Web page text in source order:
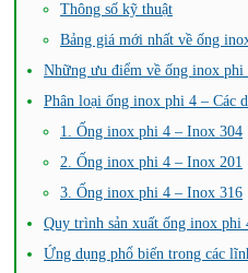
Thông số kỹ thuật
Bảng giá mới nhất về ống
Những ưu điểm về ống inox phi
Phân loại ống inox phi 4 – Các
1. Ống inox phi 4 – Inox 304
2. Ống inox phi 4 – Inox 201
3. Ống inox phi 4 – Inox 316
Quy trình sản xuất ống inox phi
Ứng dụng phổ biến trong các